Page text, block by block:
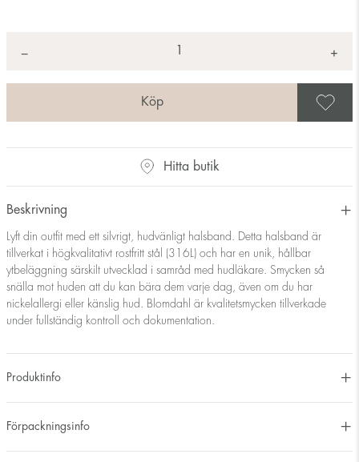
− +
Hitta butik
Beskrivning
Lyft din outfit med ett silvrigt, hudvänligt halsband. Detta halsband är
tillverkat i högkvalitativt rostfritt stål (316L) och har en unik, hållbar
ytbeläggning särskilt utvecklad i samråd med hudläkare. Smycken så
snälla mot huden att du kan bära dem varje dag, även om du har
nickelallergi eller känslig hud. Blomdahl är kvalitetsmycken tillverkade
under fullständig kontroll och dokumentation.
Produktinfo
Förpackningsinfo